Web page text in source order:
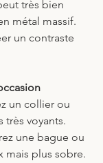
métal massif.
un contraste
très voyants.
une bague ou
mais plus sobre.